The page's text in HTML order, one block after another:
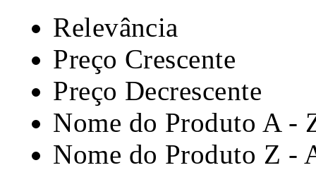
Relevância
Preço Crescente
Preço Decrescente
Nome do Produto A -
Nome do Produto Z -